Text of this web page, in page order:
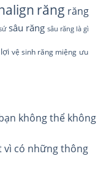
răng răng
sâu răng sâu răng là gì
vệ sinh răng miệng ưu
không thể không
vì có những thông